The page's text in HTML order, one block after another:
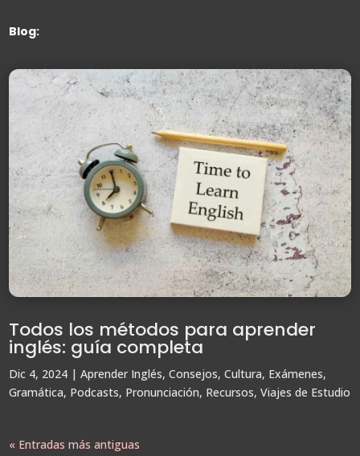
Blog:
Todos los métodos para aprender
inglés: guía completa
Dic 4, 2024 |Aprender Inglés,Consejos,Cultura, Exámenes,
Gramática, Podcasts, Pronunciación, Recursos,Viajes de Estudio
« Entradas más antiguas